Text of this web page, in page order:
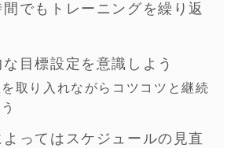
間でもトレーニングを繰り返
な目標設定を意識しよう
取り入れながらコツコツと継続
よってはスケジュールの見直